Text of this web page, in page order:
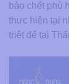
bào chết phù
thực hiện tại
triệt để tại